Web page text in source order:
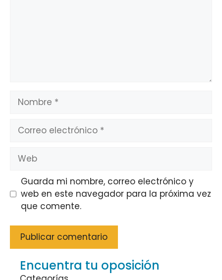
Nombre
Correo
electrónico
Web
Guarda mi nombre, correo electrónico y
web en este navegador para la próxima vez
que comente.
Encuentra tu oposición